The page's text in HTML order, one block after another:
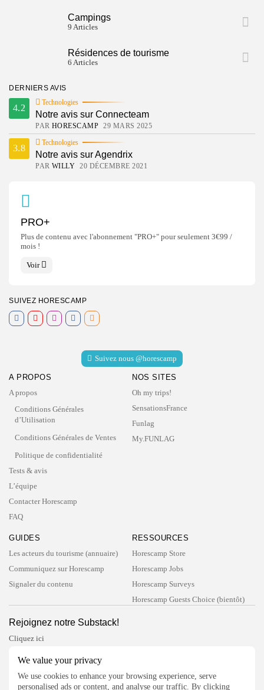
We value your privacy
We use cookies to enhance your browsing experience, serve
personalised ads or content, and analyse our traffic. By clicking
SUIVEZ HORESCAMP
Campings
9 Articles
Résidences de tourisme
6 Articles
DERNIERS AVIS
4.2
Technologies
Notre avis sur Connecteam
PAR HORESCAMP 29 MARS 2025
3.8
Technologies
Notre avis sur Agendrix
PAR WILLY 20 DÉCEMBRE 2021
PRO+
Plus de contenu avec l'abonnement "PRO+" pour seulement 3€99 /
mois !
Voir
SUIVEZ HORESCAMP
Suivez nous @horescamp
A PROPOS
A propos
Conditions Générales
d’Utilisation
Conditions Générales de Ventes
Politique de confidentialité
Tests & avis
L’équipe
Contacter Horescamp
FAQ
NOS SITES
Oh my trips!
SensationsFrance
Funlag
My.FUNLAG
GUIDES
Les acteurs du tourisme (annuaire)
Communiquez sur Horescamp
Signaler du contenu
RESSOURCES
Horescamp Store
Horescamp Jobs
Horescamp Surveys
Horescamp Guests Choice (bientôt)
Rejoignez notre Substack!
Cliquez ici
Suivez Horescamp